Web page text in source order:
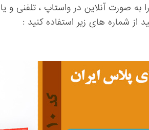
را به صورت آنلاین در واستاپ ، تلفنی و
از شماره های زیر استفاده کنید :